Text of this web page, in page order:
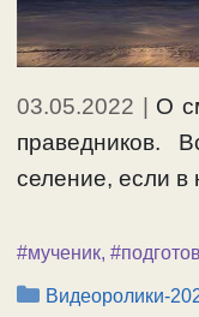
03.05.2022
О
праведников.
селение, если
#мученик,
Рубрики
Видеоролики-